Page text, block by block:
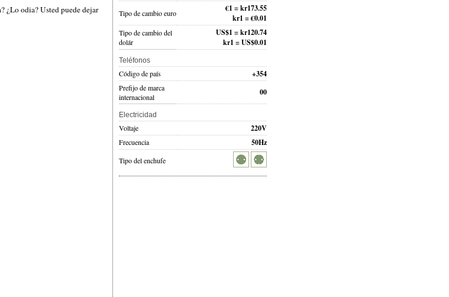
¿Lo odia? Usted puede dejar
Tipo de cambio euro
€1 = kr173.55
kr1 = €0.01
Tipo de cambio del
dolár
US$1 = kr120.74
kr1 = US$0.01
Teléfonos
Código de país +354
Prefijo de marca
internacional
00
Electricidad
Voltaje 220V
Frecuencia 50Hz
Tipo del enchufe